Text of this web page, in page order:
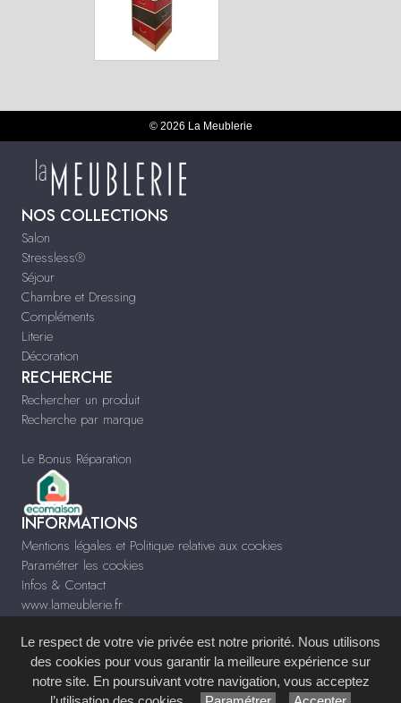
© 2026 La Meublerie
NOS COLLECTIONS
Salon
Stressless®
Séjour
Chambre et Dressing
Compléments
Literie
Décoration
RECHERCHE
Rechercher un produit
Recherche par marque
Le Bonus Réparation
INFORMATIONS
Mentions légales et Politique relative aux cookies
Paramétrer les cookies
Infos & Contact
www.lameublerie.fr
Site réalisé avec leSystème de Gestion de Contenu (SGC)imagenia, créé et
Le respect de votre vie privée est notre priorité. Nous utilisons
des cookies pour vous garantir la meilleure expérience sur
notre site. En poursuivant votre navigation, vous acceptez